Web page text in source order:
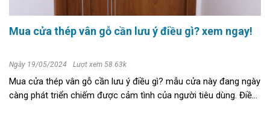
Mua cửa thép vân gỗ cần lưu ý điều gì? xem ngay!
Ngày 19/05/2024 Lượt xem 58.63k
Mua cửa thép vân gỗ cần lưu ý điều gì? mẫu cửa này đang ngày
càng phát triển chiếm được cảm tình của người tiêu dùng. Điều